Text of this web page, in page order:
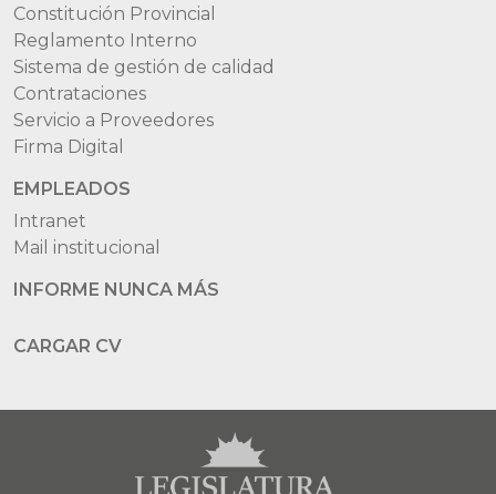
Constitución Provincial
Reglamento Interno
Sistema de gestión de calidad
Contrataciones
Servicio a Proveedores
Firma Digital
EMPLEADOS
Intranet
Mail institucional
INFORME NUNCA MÁS
CARGAR CV